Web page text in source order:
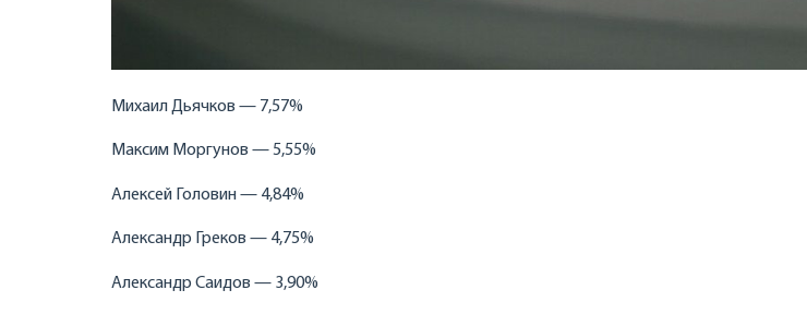
Михаил Дьячков — 7,57%
Максим Моргунов — 5,55%
Алексей Головин — 4,84%
Александр Греков — 4,75%
Александр Саидов — 3,90%